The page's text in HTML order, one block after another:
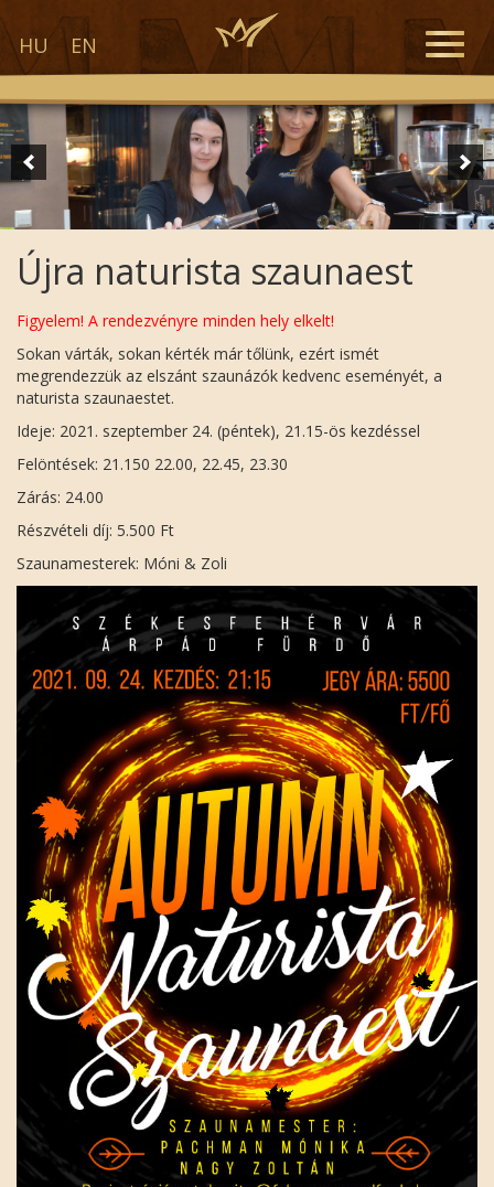
HU EN
Toggle
Újra naturista szaunaest
Figyelem! A rendezvényre minden hely elkelt!
Sokan várták, sokan kérték már tőlünk, ezért ismét
megrendezzük az elszánt szaunázók kedvenc eseményét, a
naturista szaunaestet.
Ideje: 2021. szeptember 24. (péntek), 21.15-ös kezdéssel
Felöntések: 21.150 22.00, 22.45, 23.30
Zárás: 24.00
Részvételi díj: 5.500 Ft
Szaunamesterek: Móni & Zoli